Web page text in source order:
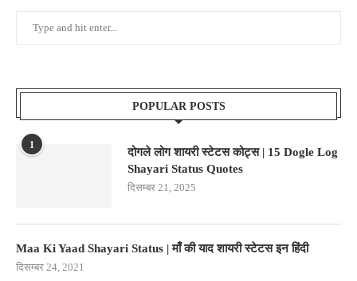
POPULAR POSTS
1
दोगले लोग शायरी स्टेटस कोट्स | 15 Dogle Log
Shayari Status Quotes
दिसम्बर 21, 2025
Maa Ki Yaad Shayari Status | माँ की याद शायरी स्टेटस इन हिंदी
दिसम्बर 24, 2021